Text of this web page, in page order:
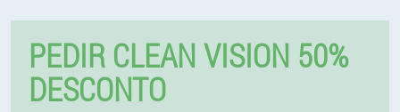
PEDIR CLEAN VISION 50%
DESCONTO